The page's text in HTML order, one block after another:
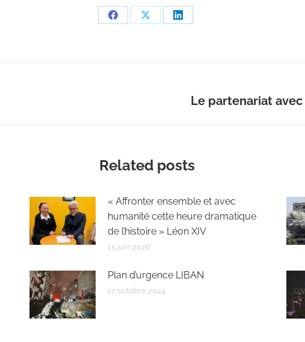
PartagerPartagerPartager
Le partenariat
Related posts
« Affronter ensemble et avec
humanité cette heure dramatique
de l’histoire » Léon XIV
15 juin 2026
Plan d’urgence LIBAN
17 octobre 2024